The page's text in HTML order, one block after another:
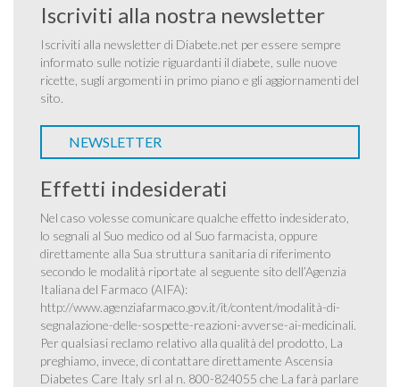
Iscriviti alla nostra newsletter
Iscriviti alla newsletter di Diabete.net per essere sempre
informato sulle notizie riguardanti il diabete, sulle nuove
ricette, sugli argomenti in primo piano e gli aggiornamenti del
sito.
NEWSLETTER
Effetti indesiderati
Nel caso volesse comunicare qualche effetto indesiderato,
lo segnali al Suo medico od al Suo farmacista, oppure
direttamente alla Sua struttura sanitaria di riferimento
secondo le modalità riportate al seguente sito dell’Agenzia
Italiana del Farmaco (AIFA):
http://www.agenziafarmaco.gov.it/it/content/modalità-di-
segnalazione-delle-sospette-reazioni-avverse-ai-medicinali.
Per qualsiasi reclamo relativo alla qualità del prodotto, La
preghiamo, invece, di contattare direttamente Ascensia
Diabetes Care Italy srl al n. 800-824055 che La farà parlare